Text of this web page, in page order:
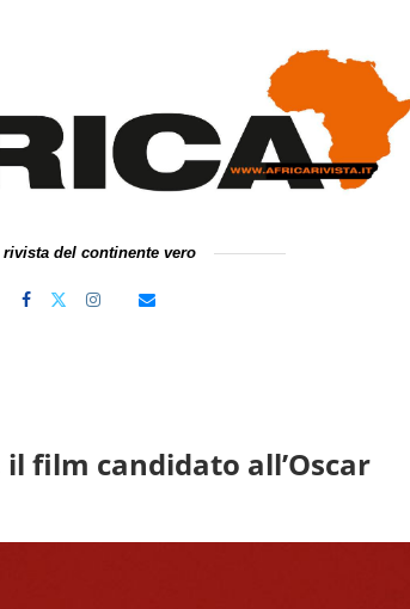
rivista del continente vero
il film candidato all’Oscar